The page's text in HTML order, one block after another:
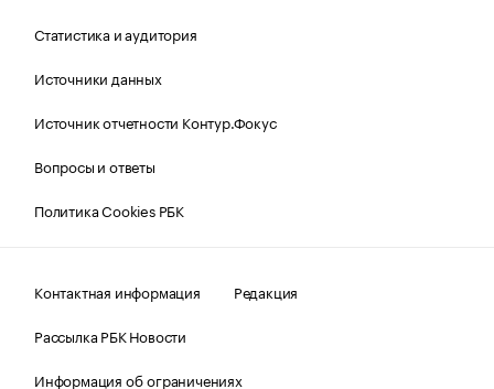
Статистика и аудитория
Источники данных
Источник отчетности Контур.Фокус
Вопросы и ответы
Политика Cookies РБК
Контактная информация
Редакция
Рассылка РБК Новости
Информация об ограничениях